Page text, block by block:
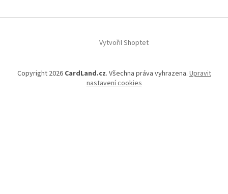
Vytvořil Shoptet
Copyright 2026 CardLand.cz. Všechna práva vyhrazena.Upravit
nastavení cookies